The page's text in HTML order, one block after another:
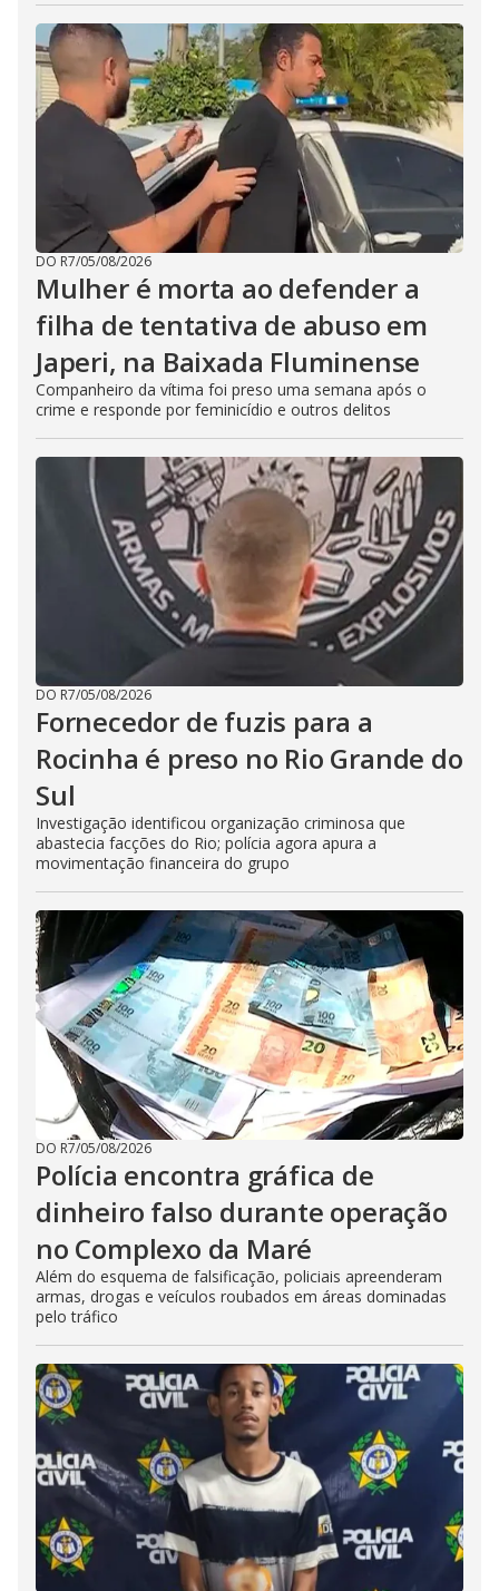
DO R7/05/08/2026
Mulher é morta ao defender a
filha de tentativa de abuso em
Japeri, na Baixada Fluminense
Companheiro da vítima foi preso uma semana após o
crime e responde por feminicídio e outros delitos
DO R7/05/08/2026
Fornecedor de fuzis para a
Rocinha é preso no Rio Grande do
Sul
Investigação identificou organização criminosa que
abastecia facções do Rio; polícia agora apura a
movimentação financeira do grupo
DO R7/05/08/2026
Polícia encontra gráfica de
dinheiro falso durante operação
no Complexo da Maré
Além do esquema de falsificação, policiais apreenderam
armas, drogas e veículos roubados em áreas dominadas
pelo tráfico